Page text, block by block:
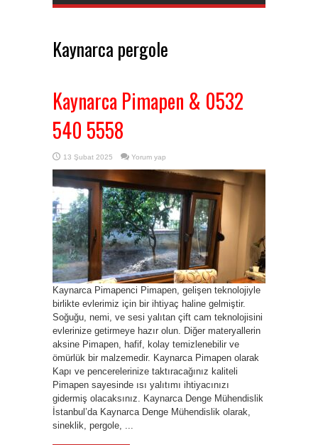
Kaynarca pergole
Kaynarca Pimapen & 0532
540 5558
13 Şubat 2025 Yorum yap
Kaynarca Pimapenci Pimapen, gelişen teknolojiyle
birlikte evlerimiz için bir ihtiyaç haline gelmiştir.
Soğuğu, nemi, ve sesi yalıtan çift cam teknolojisini
evlerinize getirmeye hazır olun. Diğer materyallerin
aksine Pimapen, hafif, kolay temizlenebilir ve
ömürlük bir malzemedir. Kaynarca Pimapen olarak
Kapı ve pencerelerinize taktıracağınız kaliteli
Pimapen sayesinde ısı yalıtımı ihtiyacınızı
gidermiş olacaksınız. Kaynarca Denge Mühendislik
İstanbul’da Kaynarca Denge Mühendislik olarak,
sineklik, pergole, ...